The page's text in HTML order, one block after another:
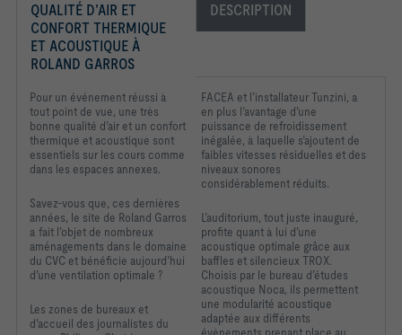
​QUALITÉ D’AIR ET
CONFORT THERMIQUE
ET ACOUSTIQUE À
ROLAND GARROS
DESCRIPTION
Pour un événement réussi à
tout point de vue, une très
bonne qualité d’air et un confort
thermique et acoustique sont
essentiels sur les cours comme
dans les espaces annexes.
Savez-vous que, ces dernières
années, le site de Roland Garros
a fait l’objet de nombreux
aménagements dans le domaine
du CVC et bénéficie aujourd’hui
d’une ventilation optimale ?
Les zones de bureaux et
d’accueil des journalistes du
FACEA et l’installateur Tunzini, a
en plus l’avantage d’une
puissance de refroidissement
inégalée, à laquelle s’ajoutent de
faibles vitesses résiduelles et des
niveaux sonores
considérablement réduits.
L’auditorium, tout juste inauguré,
profite quant à lui d’une
acoustique optimale grâce aux
baffles et silencieux TROX.
Choisis par le bureau d’études
acoustique Noca, ils permettent
une modularité acoustique
adaptée aux différents